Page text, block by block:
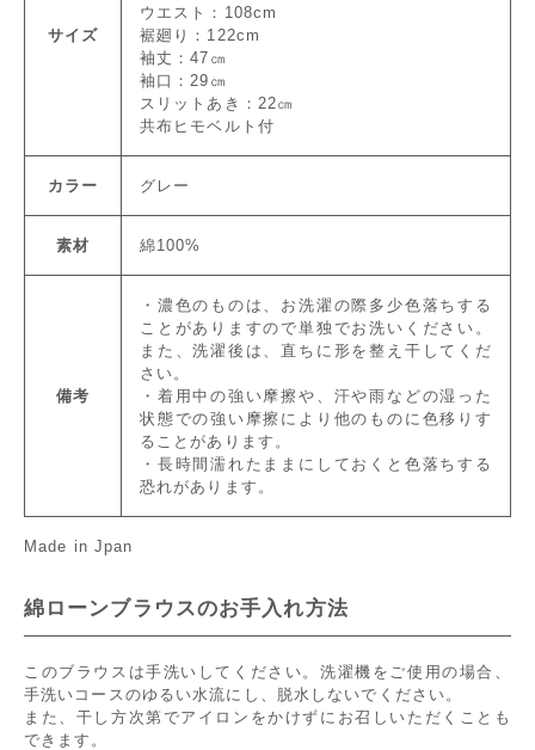
サイズ
ウエスト：108cm
裾廻り：122cm
袖丈：47㎝
袖口：29㎝
スリットあき：22㎝
共布ヒモベルト付
カラー グレー
素材 綿100%
備考
・濃色のものは、お洗濯の際多少色落ちする
ことがありますので単独でお洗いください。
また、洗濯後は、直ちに形を整え干してくだ
さい。
・着用中の強い摩擦や、汗や雨などの湿った
状態での強い摩擦により他のものに色移りす
ることがあります。
・長時間濡れたままにしておくと色落ちする
恐れがあります。
Made in Jpan
綿ローンブラウスのお手入れ方法
このブラウスは手洗いしてください。洗濯機をご使用の場合、
手洗いコースのゆるい水流にし、脱水しないでください。
また、干し方次第でアイロンをかけずにお召しいただくことも
できます。